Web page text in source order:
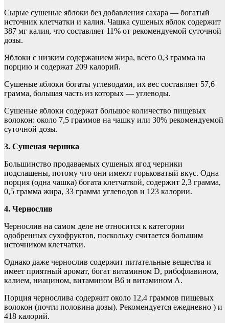
Сырые сушеные яблоки без добавления сахара — богатый
источник клетчатки и калия. Чашка сушеных яблок содержит
387 мг калия, что составляет 11% от рекомендуемой суточной
дозы.
Яблоки с низким содержанием жира, всего 0,3 грамма на
порцию и содержат 209 калорий.
Сушеные яблоки богаты углеводами, их вес составляет 57,6
грамма, большая часть из которых — углеводы.
Сушеные яблоки содержат большое количество пищевых
волокон: около 7,5 граммов на чашку или 30% рекомендуемой
суточной дозы.
3. Сушеная черника
Большинство продаваемых сушеных ягод черники
подслащены, потому что они имеют горьковатый вкус. Одна
порция (одна чашка) богата клетчаткой, содержит 2,3 грамма,
0,5 грамма жира, 33 грамма углеводов и 123 калории.
4. Чернослив
Чернослив на самом деле не относится к категории
одобренных сухофруктов, поскольку считается большим
источником клетчатки.
Однако даже чернослив содержит питательные вещества и
имеет приятный аромат, богат витамином D, рибофлавином,
калием, ниацином, витамином B6 и витамином A.
Порция чернослива содержит около 12,4 граммов пищевых
волокон (почти половина дозы). Рекомендуется ежедневно ) и
418 калорий.